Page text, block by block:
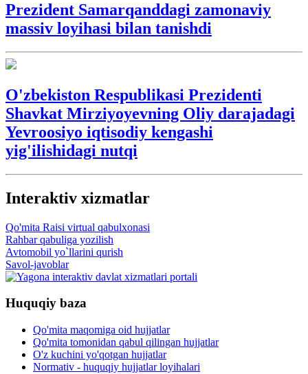
Prezident Samarqanddagi zamonaviy
massiv loyihasi bilan tanishdi
O'zbekiston Respublikasi Prezidenti
Shavkat Mirziyoyevning Oliy darajadagi
Yevroosiyo iqtisodiy kengashi
yig'ilishidagi nutqi
Interaktiv xizmatlar
Qo'mita Raisi virtual qabulxonasi
Rahbar qabuliga yozilish
Avtomobil yo`llarini qurish
Savol-javoblar
Huquqiy baza
Qo'mita maqomiga oid hujjatlar
Qo'mita tomonidan qabul qilingan hujjatlar
O'z kuchini yo'qotgan hujjatlar
Normativ - huquqiy hujjatlar loyihalari